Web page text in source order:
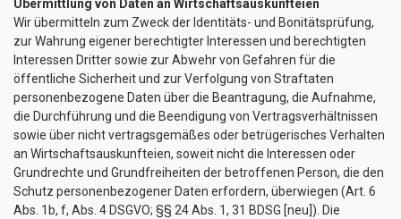
Übermittlung von Daten an Wirtschaftsauskunfteien
Wir übermitteln zum Zweck der Identitäts- und Bonitätsprüfung,
zur Wahrung eigener berechtigter Interessen und berechtigten
Interessen Dritter sowie zur Abwehr von Gefahren für die
öffentliche Sicherheit und zur Verfolgung von Straftaten
personenbezogene Daten über die Beantragung, die Aufnahme,
die Durchführung und die Beendigung von Vertragsverhältnissen
sowie über nicht vertragsgemäßes oder betrügerisches Verhalten
an Wirtschaftsauskunfteien, soweit nicht die Interessen oder
Grundrechte und Grundfreiheiten der betroffenen Person, die den
Schutz personenbezogener Daten erfordern, überwiegen (Art. 6
Abs. 1b, f, Abs. 4 DSGVO; §§ 24 Abs. 1, 31 BDSG [neu]). Die